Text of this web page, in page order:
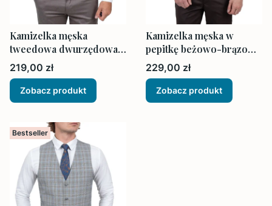
Kamizelka męska
tweedowa dwurzędowa
brązowa Slim Fit
Cena
219,00 zł
Zobacz produkt
Kamizelka męska w
pepitkę beżowo-brązowa
z muszką i poszetką
Cena
229,00 zł
Zobacz produkt
Bestseller